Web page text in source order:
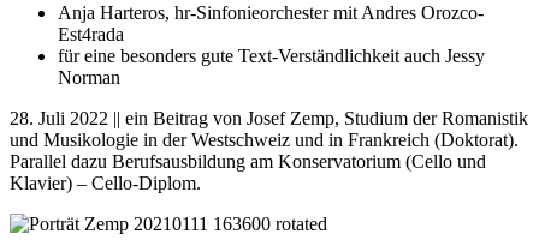
Anja Harteros, hr-Sinfonieorchester mit Andres Orozco-
Est4rada
für eine besonders gute Text-Verständlichkeit auch Jessy
Norman
28. Juli 2022 || ein Beitrag von Josef Zemp, Studium der Romanistik
und Musikologie in der Westschweiz und in Frankreich (Doktorat).
Parallel dazu Berufsausbildung am Konservatorium (Cello und
Klavier) – Cello-Diplom.